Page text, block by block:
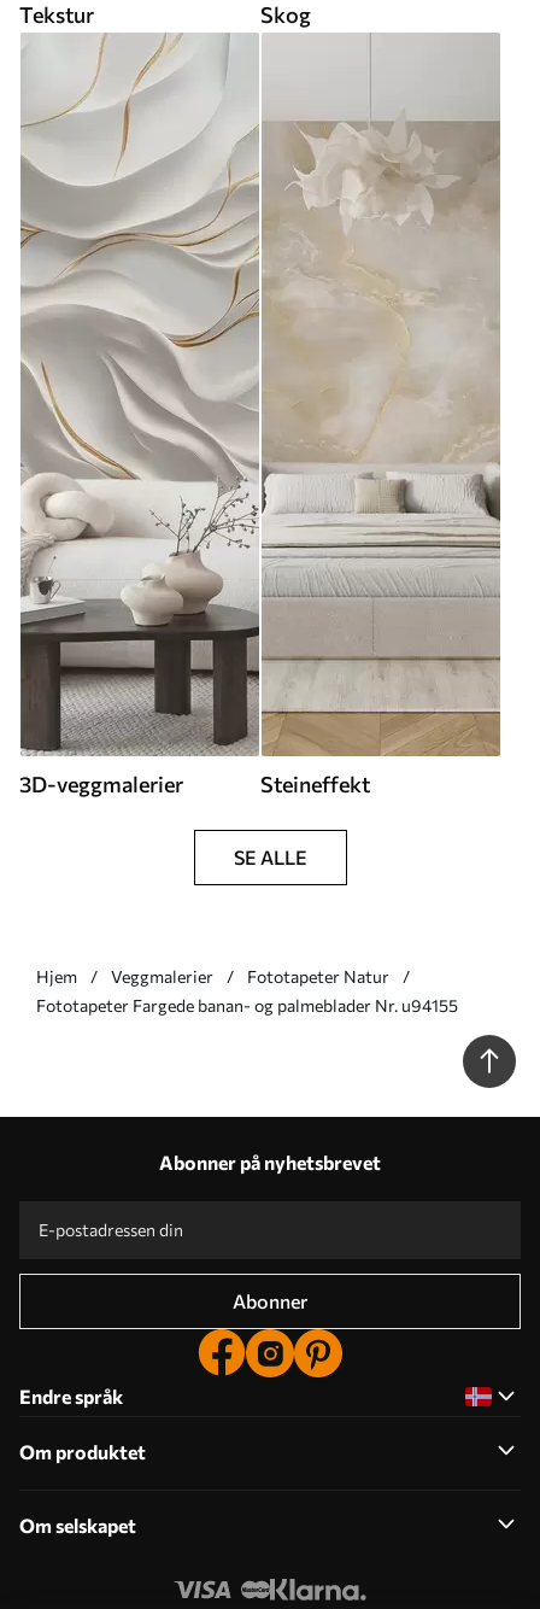
Tekstur Skog
3D-veggmalerier Steineffekt
SE ALLE
Hjem Veggmalerier
Fototapeter Natur
Fototapeter Fargede banan- og palmeblader Nr. u94155
Abonner på nyhetsbrevet
Abonner
Endre språk
Om produktet
Om selskapet